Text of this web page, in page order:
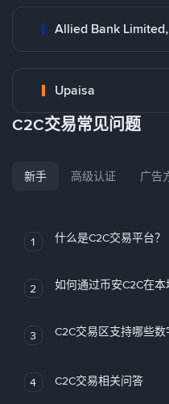
Allied Bank
Upaisa
C2C交易常见问题
新手 高级认证 广告
1 什么是C2C交易平台？
2 如何通过币安C2C在本
3 C2C交易区支持哪些数
4 C2C交易相关问答